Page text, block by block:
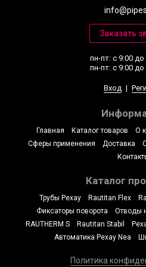
пн-пт: с 9:00 до
пн-пт: с 9:00
Вход |
Главная Каталог товаров О
Сферы применения
Доставка
Каталог
Трубы Рехау Rautitan Flex
Фиксаторы поворота
Отводы
RAUTHERM S
Rautitan Stabil
Автоматика Рехау Nea
Политика